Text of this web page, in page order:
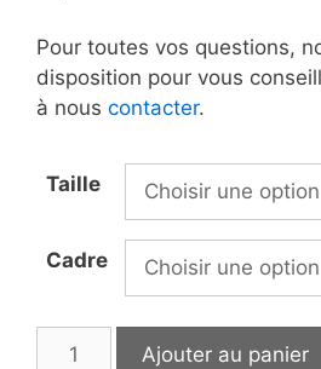
Pour toutes vos questions,
disposition pour vous
à nous contacter.
Taille
Cadre
quantité
Ajouter au panier